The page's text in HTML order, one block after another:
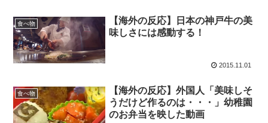
食べ物
【海外の反応】日本の神戸牛の美
味しさには感動する！
2015.11.01
食べ物
【海外の反応】外国人「美味しそ
うだけど作るのは・・・」幼稚園
のお弁当を映した動画